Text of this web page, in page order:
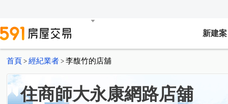
新建案
首頁 > 經紀業者 > 李馥竹的店舖
住商師大永康網路店舖